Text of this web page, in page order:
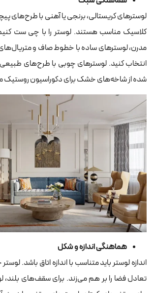
لوسترهای کریستالی، برنجی یا آهنی با طرح‌های
کلاسیک مناسب هستند. لوستر را با چی ست
مدرن، لوسترهای ساده با خطوط صاف و متریال‌های
انتخاب کنید. لوسترهای چوبی با طرح‌های
شده از شاخه‌های خشک برای دکوراسیون
هماهنگی اندازه و شکل
اندازه لوستر باید متناسب با اندازه اتاق باشد.
تعادل فضا را بر هم می‌زند. برای سقف‌های بلند،